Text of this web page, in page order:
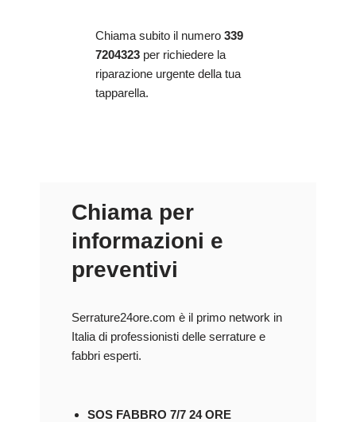
Chiama subito il numero 339
7204323 per richiedere la
riparazione urgente della tua
tapparella.
Chiama per
informazioni e
preventivi
Serrature24ore.com è il primo network in
Italia di professionisti delle serrature e
fabbri esperti.
SOS FABBRO 7/7 24 ORE